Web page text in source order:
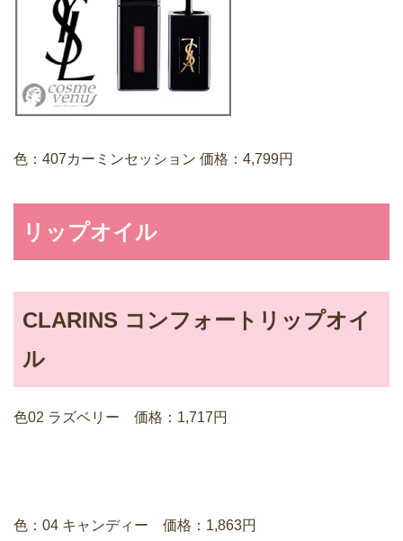
色：407カーミンセッション 価格：4,799円
リップオイル
CLARINS コンフォートリップオイ
ル
色02 ラズベリー 価格：1,717円
色：04 キャンディー 価格：1,863円